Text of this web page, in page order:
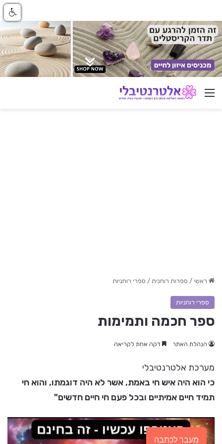
ניווט באתר
ראשי / ספרות רוחנית / ספרי רוחניות
ספרי רוחניות
ספר חכמה ותמימות
הנהלת האתר דקה אחת לקריאה
מערכת אלטרנטיבלי
כי הוא היה איש חי באמת, אשר לא היה דוגמתו, והוא חי
תמיד חיים אמיתיים ובכל פעם חי חיים חדשים"
מעבר לכתבה